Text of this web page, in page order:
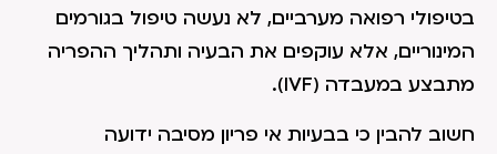
בטיפולי רפואה מערביים, לא נעשה טיפול בגורמים
המינוריים, אלא עוקפים את הבעיה ותהליך ההפריה
מתבצע במעבדה (IVF).
חשוב להבין כי בבעיות אי פריון מסיבה ידועה